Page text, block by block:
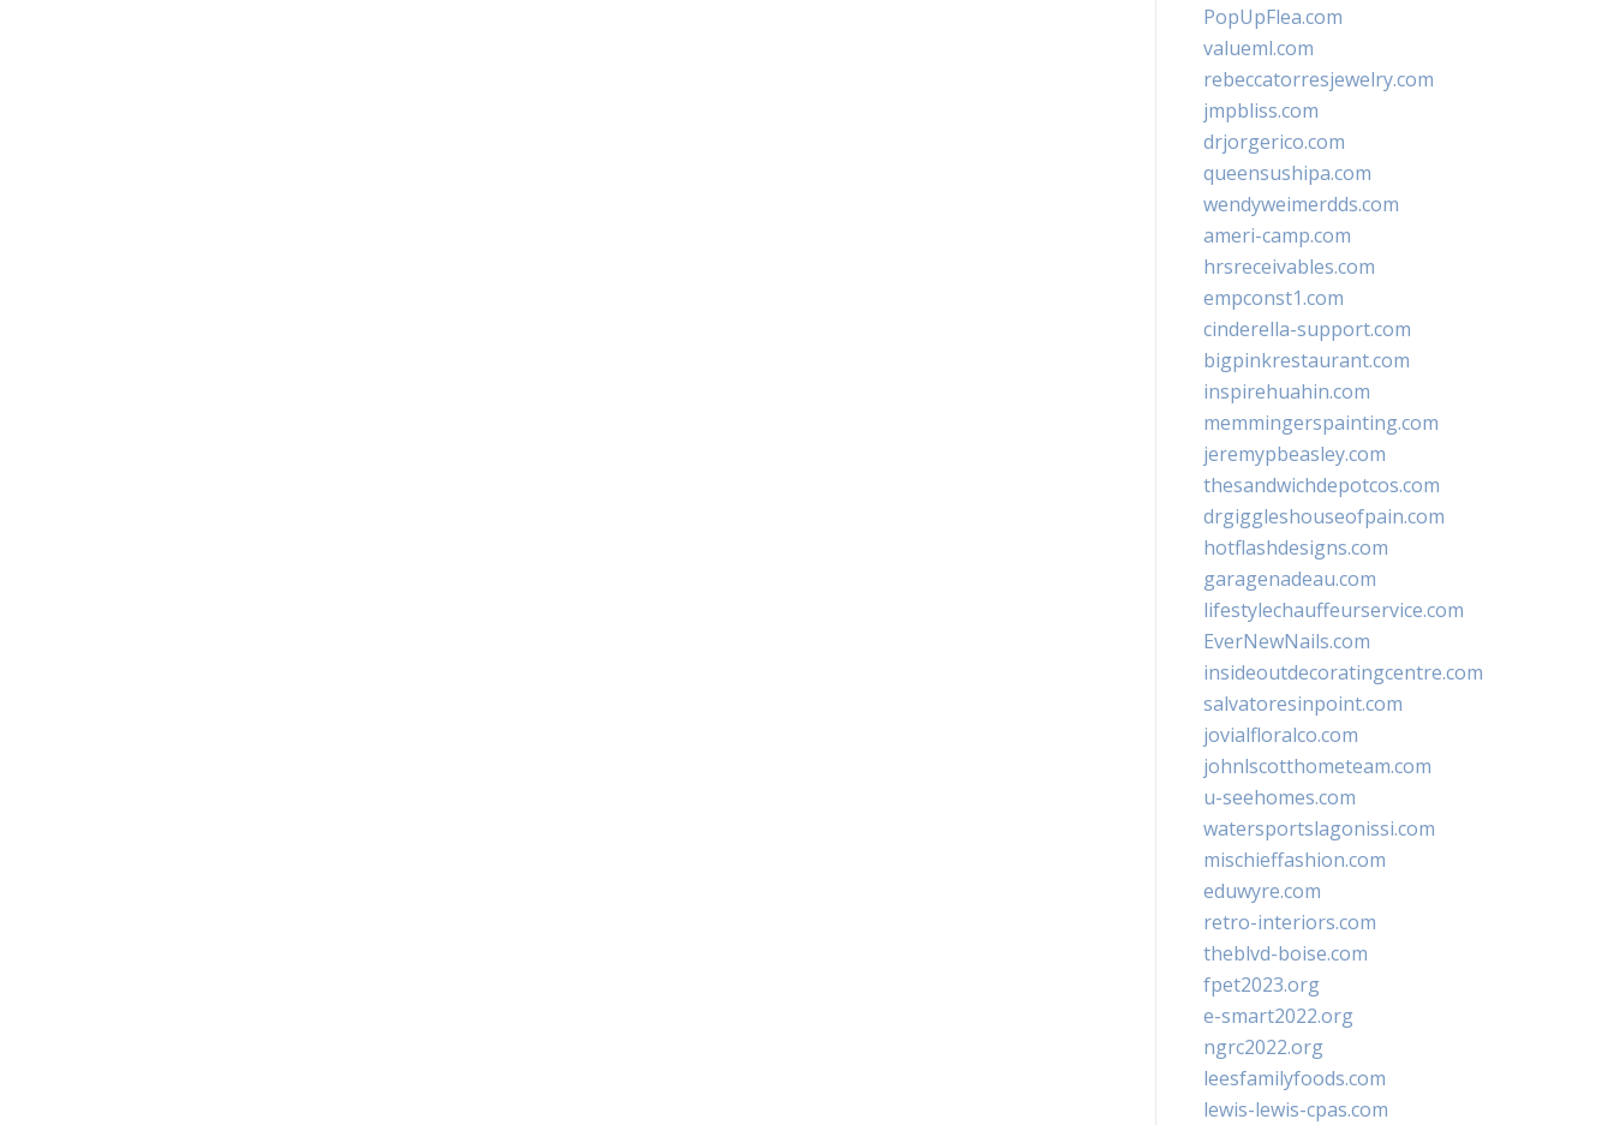
PopUpFlea.com
valueml.com
rebeccatorresjewelry.com
jmpbliss.com
drjorgerico.com
queensushipa.com
wendyweimerdds.com
ameri-camp.com
hrsreceivables.com
empconst1.com
cinderella-support.com
bigpinkrestaurant.com
inspirehuahin.com
memmingerspainting.com
jeremypbeasley.com
thesandwichdepotcos.com
drgiggleshouseofpain.com
hotflashdesigns.com
garagenadeau.com
lifestylechauffeurservice.com
EverNewNails.com
insideoutdecoratingcentre.com
salvatoresinpoint.com
jovialfloralco.com
johnlscotthometeam.com
u-seehomes.com
watersportslagonissi.com
mischieffashion.com
eduwyre.com
retro-interiors.com
theblvd-boise.com
fpet2023.org
e-smart2022.org
ngrc2022.org
leesfamilyfoods.com
lewis-lewis-cpas.com